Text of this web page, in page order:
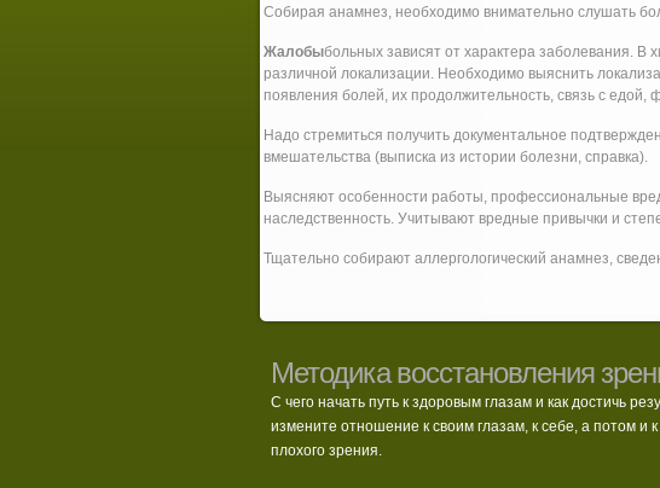
Собирая анамнез, необходимо внимательно слушать
Жалобыбольных зависят от характера заболевания. В
различной локализации. Необходимо выяснить
появления болей, их продолжительность, связь с едой,
Надо стремиться получить документальное
вмешательства (выписка из истории болезни, справка).
Выясняют особенности работы, профессиональные
наследственность. Учитывают вредные привычки и
Тщательно собирают аллергологический анамнез,
Методика восстановления
С чего начать путь к здоровым глазам и как достичь
измените отношение к своим глазам, к себе, а потом и
плохого зрения.